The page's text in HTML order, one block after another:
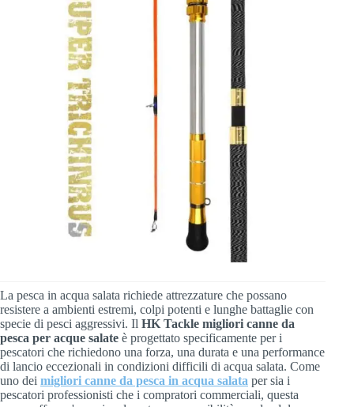
La pesca in acqua salata richiede attrezzature che possano
resistere a ambienti estremi, colpi potenti e lunghe battaglie con
specie di pesci aggressivi. Il HK Tackle migliori canne da
pesca per acque salate è progettato specificamente per i
pescatori che richiedono una forza, una durata e una performance
di lancio eccezionali in condizioni difficili di acqua salata. Come
uno dei migliori canne da pesca in acqua salata per sia i
pescatori professionisti che i compratori commerciali, questa